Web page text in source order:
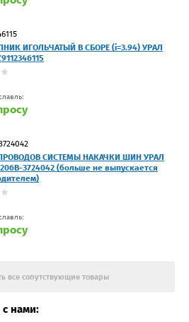
ИГОЛЬЧАТЫЙ В СБОРЕ (i=3.94) УРАЛ
СИСТЕМЫ НАКАЧКИ ШИН УРАЛ
3724042 (больше не выпускается
все сопутствующие товары
нами: